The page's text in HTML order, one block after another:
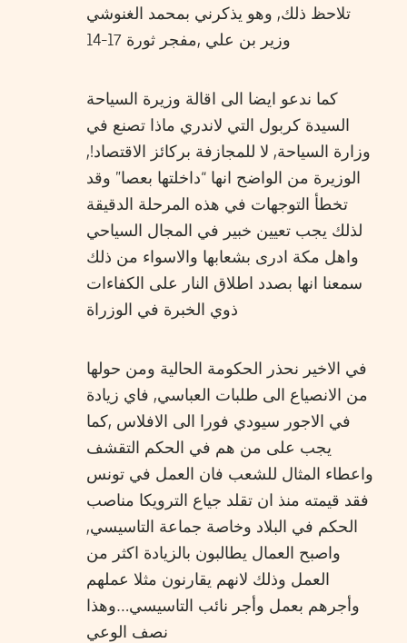
تلاحظ ذلك, وهو يذكرني بمحمد الغنوشي
وزير بن علي ,مفجر ثورة 17-14
كما ندعو ايضا الى اقالة وزيرة السياحة
السيدة كربول التي لاندري ماذا تصنع في
وزارة السياحة, لا للمجازفة بركائز الاقتصاد!,
الوزيرة من الواضح انها “داخلتها بعصا” وقد
تخطأ التوجهات في هذه المرحلة الدقيقة
لذلك يجب تعيين خبير في المجال السياحي
واهل مكة ادرى بشعابها والاسواء من ذلك
سمعنا انها بصدد اطلاق النار على الكفاءات
ذوي الخبرة في الوزراة
في الاخير نحذر الحكومة الحالية ومن حولها
من الانصياع الى طلبات العباسي, فاي زيادة
في الاجور سيودي فورا الى الافلاس ,كما
يجب على من هم في الحكم التقشف
واعطاء المثال للشعب فان العمل في تونس
فقد قيمته منذ ان تقلد جياع الترويكا مناصب
الحكم في البلاد وخاصة جماعة التاسيسي,
واصبح العمال يطالبون بالزيادة اكثر من
العمل وذلك لانهم يقارنون مثلا عملهم
وأجرهم بعمل وأجر نائب التاسيسي…وهذا
نصف الوعي